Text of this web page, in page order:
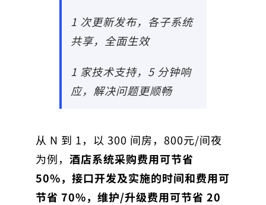
1 次更新发布，各子系统
共享，全面生效
1 家技术支持，5 分钟响
应，解决问题更顺畅
从 N 到 1，以 300 间房，800元/间夜
为例， 酒店系统采购费用可节省
50%，接口开发及实施的时间和费用可
节省 70%，维护/升级费用可节省 20